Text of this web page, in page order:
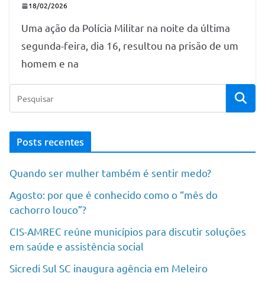
18/02/2026
Uma ação da Polícia Militar na noite da última
segunda-feira, dia 16, resultou na prisão de um
homem e na
Posts recentes
Quando ser mulher também é sentir medo?
Agosto: por que é conhecido como o “mês do
cachorro louco”?
CIS-AMREC reúne municípios para discutir soluções
em saúde e assistência social
Sicredi Sul SC inaugura agência em Meleiro